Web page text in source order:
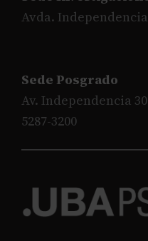
Avda. Independencia
Sede Posgrado
Av. Independencia
5287-3200